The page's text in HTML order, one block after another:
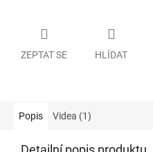
ZEPTAT SE HLÍDAT
Popis Videa (1)